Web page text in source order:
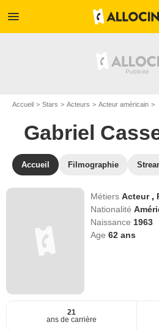
menu
Accueil Stars Acteurs Acteur américain
Gabriel
Accueil Filmographie
MétiersActeur ,
Nationalité
Naissance 1963
Age62 ans
21
ans de carrière